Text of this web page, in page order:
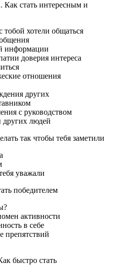
стать интересным и
тобой хотели общаться
информации
доверия интереса
отношения
других
с руководством
людей
так чтобы тебя заметили
уважали
победителем
активности
в себе
препятствий
быстро стать